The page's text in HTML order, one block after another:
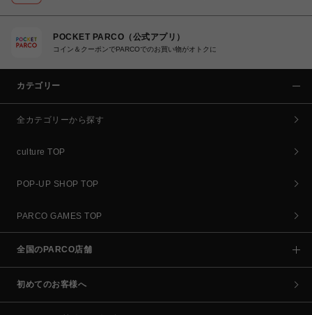
POCKET PARCO（公式アプリ）
コイン＆クーポンでPARCOでのお買い物がオトクに
カテゴリー
全カテゴリーから探す
culture TOP
POP-UP SHOP TOP
PARCO GAMES TOP
全国のPARCO店舗
初めてのお客様へ